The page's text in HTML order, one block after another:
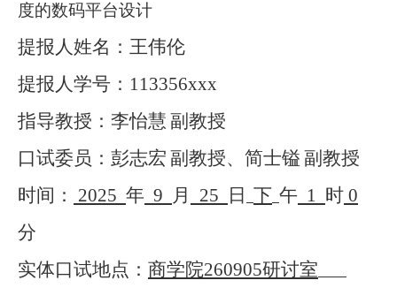
度的数码平台设计
提报人姓名：王伟伦
提报人学号： 113356xxx
指导教授：李怡慧 副教授
口试委员：彭志宏 副教授、简士镒 副教授
时间：
2025 年 9 月 25 日 下 午 1 时 0
分
实体口试地点： 商学院260905研讨室